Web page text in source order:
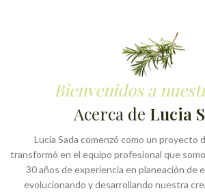
Bienvenidos a
Acerca de Lucia
Lucía Sada comenzó como un proyecto
transformó en el equipo profesional que
30 años de experiencia en planeación de
evolucionando y desarrollando nuestra